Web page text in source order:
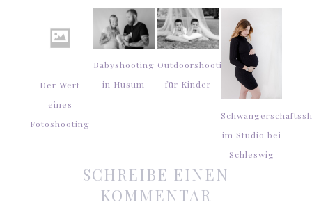
Der Wert
eines
Fotoshooting
Babyshooting
in Husum
Outdoorshooting
für Kinder
im Studio bei
Schleswig
SCHREIBE EINEN
KOMMENTAR